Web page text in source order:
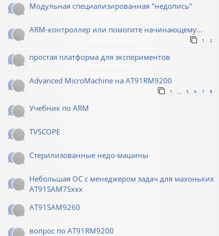
Модульная специализированная "недопись"
ARM-контроллер или помогите начинающему...
1 2
простая платформа для экспериментов
Advanced MicroMachine на AT91RM9200
1 5 6 7 8
Учебник по ARM
TVSCOPE
Стерилизованные недо-машины
Небольшая ОС с менеджером задач для махоньких
AT91SAM7Sxxx
AT91SAM9260
вопрос по AT91RM9200